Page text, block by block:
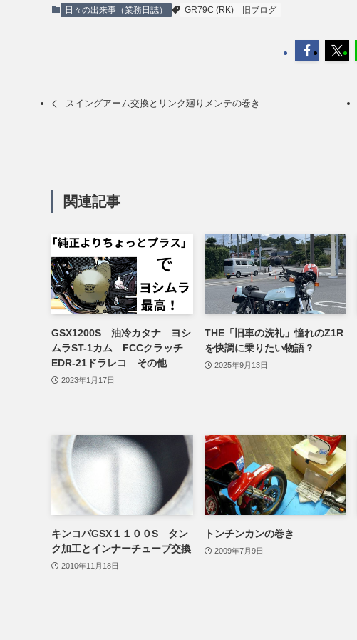
日々の出来事（業務日誌） GR79C (RK) 旧ブログ
スイングアーム交換とリンク廻りメンテの巻き
関連記事
GSX1200S 油冷カタナ ヨシ
ムラST-1カム FCCクラッチ
EDR-21ドラレコ その他
2023年1月17日
THE「旧車の洗礼」憧れのZ1R
を快調に乗りたい物語？
2025年9月13日
キンコバGSX１１００S タン
ク加工とインナーチューブ交換
2010年11月18日
トンチンカンの巻き
2009年7月9日